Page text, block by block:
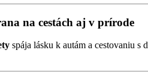
na cestách aj v prírode
spája lásku k autám a cestovaniu s